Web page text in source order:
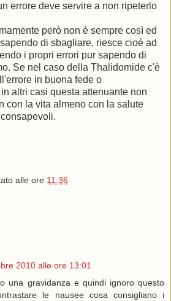
errore deve servire a non ripeterlo
però non è sempre così ed
di sbagliare, riesce cioè ad
i propri errori pur sapendo di
Se nel caso della Thalidomide c'è
in buona fede o
altri casi questa attenuante non
con la vita almeno con la salute
alle ore 11:36
2010 alle ore 13:01
una gravidanza e quindi ignoro questo
le nausee cosa consigliano i